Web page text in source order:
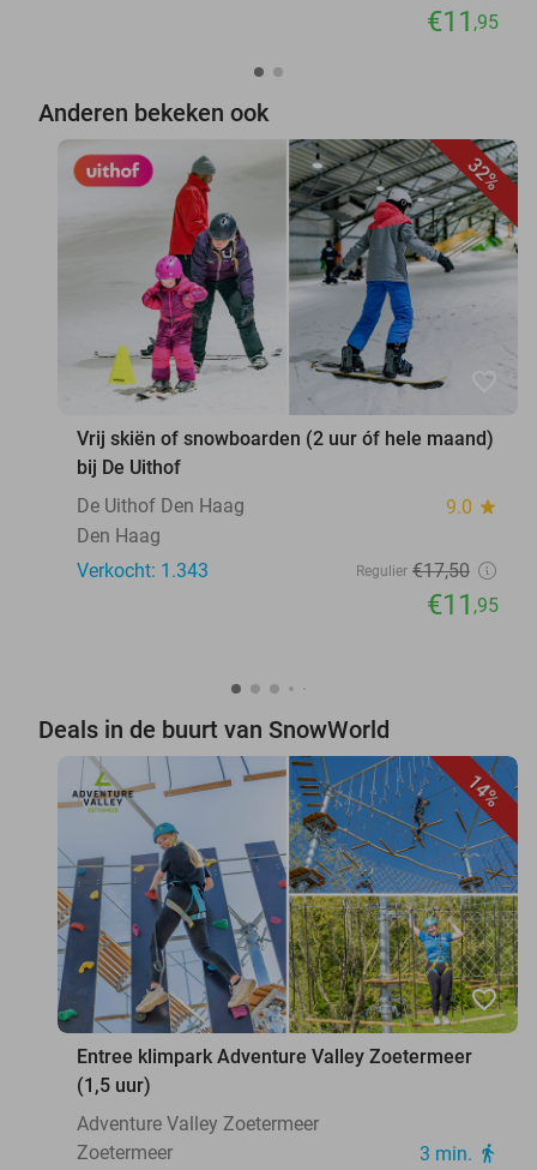
€11 ,95
Anderen bekeken ook
32%
favorite_border
Vrij skiën of snowboarden (2 uur óf hele maand)
bij De Uithof
De Uithof Den Haag
9.0 star
Den Haag
Verkocht: 1.343
Regulier €17,50
€11 ,95
Deals in de buurt van SnowWorld
14%
favorite_border
Entree klimpark Adventure Valley Zoetermeer
(1,5 uur)
Adventure Valley Zoetermeer
Zoetermeer
3 min. directions_walk